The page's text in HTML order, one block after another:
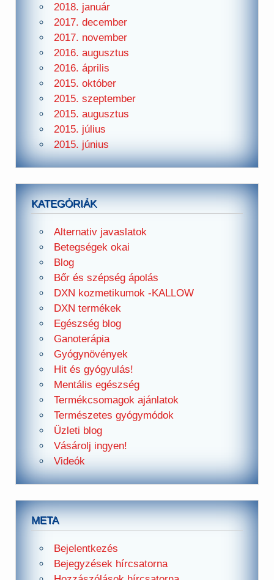
2018. január
2017. december
2017. november
2016. augusztus
2016. április
2015. október
2015. szeptember
2015. augusztus
2015. július
2015. június
KATEGÓRIÁK
Alternativ javaslatok
Betegségek okai
Blog
Bőr és szépség ápolás
DXN kozmetikumok -KALLOW
DXN termékek
Egészség blog
Ganoterápia
Gyógynövények
Hit és gyógyulás!
Mentális egészség
Termékcsomagok ajánlatok
Természetes gyógymódok
Üzleti blog
Vásárolj ingyen!
Videók
META
Bejelentkezés
Bejegyzések hírcsatorna